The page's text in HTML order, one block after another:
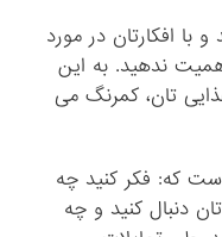
با افکارتان در مورد
ندهید. به این
تان، کمرنگ می
که: فکر کنید چه
دنبال کنید و چه